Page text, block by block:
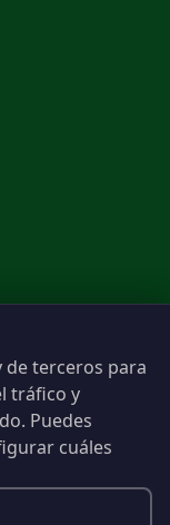
de terceros para
tráfico y
Puedes
cuáles